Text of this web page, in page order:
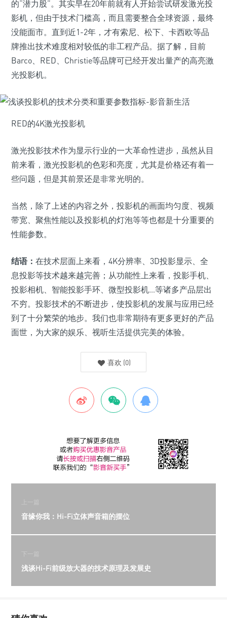
的“潜力股”。其实早在20年前就有人开始尝试研发激光投
影机，但由于技术门槛高，而且需要整合全球资源，最终
没能面市。直到近1-2年，才有索尼、松下、卡西欧等品
牌推出技术难度相对较低的非工程产品。据了解，目前
Barco、RED、Christie等品牌可已经开发出量产的高亮激
光投影机。
RED的4K激光投影机
激光投影技术作为显示行业的一大革命性进步，虽然从目
前来看，激光投影机的色彩和亮度，尤其是价格还有着一
些问题，但是其前景还是非常光明的。
当然，除了上述的内容之外，投影机的画面均匀度、视频
带宽、聚焦性能以及投影机的灯泡等等也都是十分重要的
性能参数。
结语： 在技术层面上来看，4K分辨率、3D投影显示、全
息投影等技术越来越完善；从功能性上来看，投影手机、
投影相机、智能投影手环、微型投影机…等诸多产品层出
不穷。投影技术的不断进步，使投影机的发展与应用已经
到了十分繁荣的地步。我们也非常期待有更多更好的产品
面世，为大家的娱乐、视听生活提供完美的体验。
喜欢 (0)
上一篇
音缘你我：Hi-Fi立体声音箱的摆位
下一篇
浅谈Hi-Fi前级放大器的技术原理及发展史